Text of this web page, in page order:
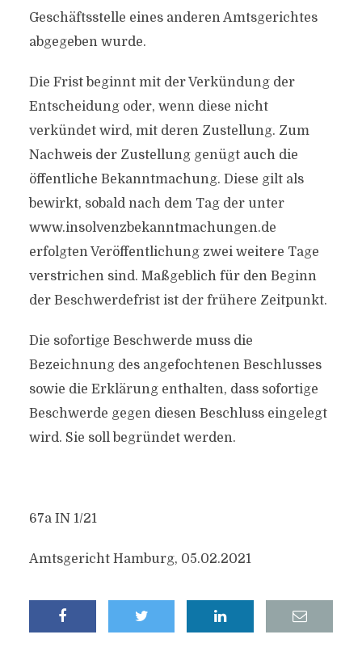
Geschäftsstelle eines anderen Amtsgerichtes
abgegeben wurde.
Die Frist beginnt mit der Verkündung der
Entscheidung oder, wenn diese nicht
verkündet wird, mit deren Zustellung. Zum
Nachweis der Zustellung genügt auch die
öffentliche Bekanntmachung. Diese gilt als
bewirkt, sobald nach dem Tag der unter
www.insolvenzbekanntmachungen.de
erfolgten Veröffentlichung zwei weitere Tage
verstrichen sind. Maßgeblich für den Beginn
der Beschwerdefrist ist der frühere Zeitpunkt.
Die sofortige Beschwerde muss die
Bezeichnung des angefochtenen Beschlusses
sowie die Erklärung enthalten, dass sofortige
Beschwerde gegen diesen Beschluss eingelegt
wird. Sie soll begründet werden.
67a IN 1/21
Amtsgericht Hamburg, 05.02.2021